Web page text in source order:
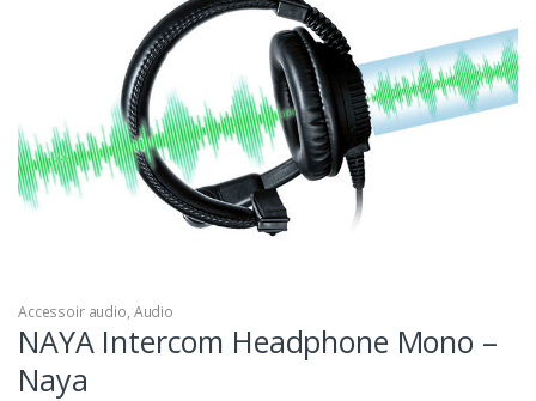
Accessoir audio, Audio
NAYA Intercom Headphone Mono –
Naya